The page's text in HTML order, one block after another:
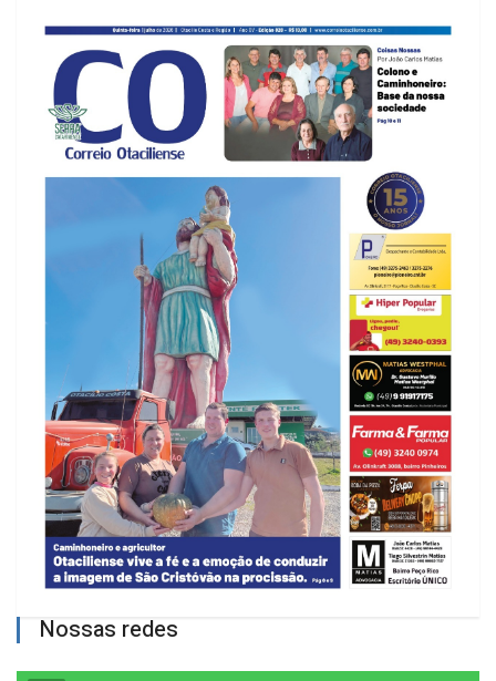
Nossas redes